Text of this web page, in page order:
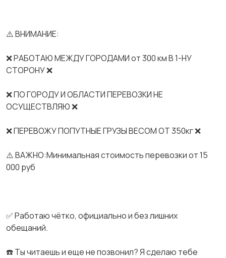
⚠️ ВНИМАНИЕ:
❌ РАБОТАЮ МЕЖДУ ГОРОДАМИ от 300 км В 1-НУ
СТОРОНУ ❌
❌ ПО ГОРОДУ И ОБЛАСТИ ПЕРЕВОЗКИ НЕ
ОСУЩЕСТВЛЯЮ ❌
❌ ПЕРЕВОЖУ ПОПУТНЫЕ ГРУЗЫ ВЕСОМ ОТ 350кг ❌
⚠️ ВАЖНО:Минимальная стоимость перевозки от 15
000 руб
✅ Работаю чётко, официально и без лишних
обещаний.
☎️ Ты читаешь и еще не позвонил? Я сделаю тебе